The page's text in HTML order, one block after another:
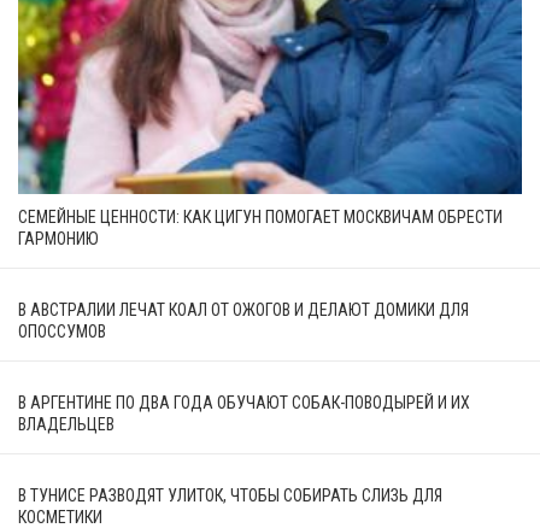
СЕМЕЙНЫЕ ЦЕННОСТИ: КАК ЦИГУН ПОМОГАЕТ МОСКВИЧАМ ОБРЕСТИ
ГАРМОНИЮ
В АВСТРАЛИИ ЛЕЧАТ КОАЛ ОТ ОЖОГОВ И ДЕЛАЮТ ДОМИКИ ДЛЯ
ОПОССУМОВ
В АРГЕНТИНЕ ПО ДВА ГОДА ОБУЧАЮТ СОБАК-ПОВОДЫРЕЙ И ИХ
ВЛАДЕЛЬЦЕВ
В ТУНИСЕ РАЗВОДЯТ УЛИТОК, ЧТОБЫ СОБИРАТЬ СЛИЗЬ ДЛЯ
КОСМЕТИКИ